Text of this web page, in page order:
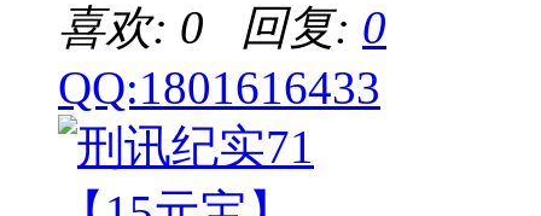
喜欢: 0 回复: 0
QQ:1801616433